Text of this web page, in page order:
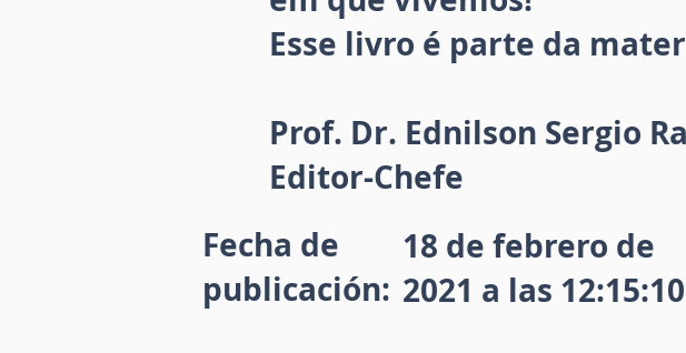
Esse livro é parte da
Prof. Dr. Ednilson Sergio
Editor-Chefe
Fecha de
publicación:
18 de febrero de
2021 a las 12:15:10